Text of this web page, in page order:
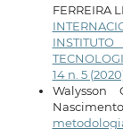
FERREIRA
14 n. 5
Walysson